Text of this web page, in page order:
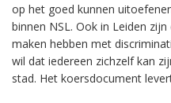
op het goed kunnen
binnen NSL. Ook in Leiden
maken hebben met
wil dat iedereen zichzelf kan
stad. Het koersdocument